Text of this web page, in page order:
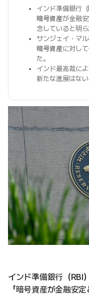
インド準備銀行（
暗号資産が金融
念していると明ら
サンジェイ・マル
暗号資産に対し
た。
インド最高裁によ
新たな進展はな
インド準備銀行（RBI
「暗号資産が金融安